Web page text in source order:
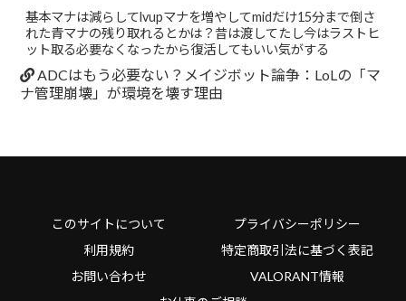
基本マナは減らしてlvupマナを増やしてmidだけ15分まで倒さ
れた青マナの残り取れるとかは？昔は渡してたし今はラストヒ
ット取る必要なくなったから復活してもいい気がする
ADCはもう必要ない？メイジボット論争：LoLの「マ
ナ管理崩壊」が環境を壊す理由
このサイトについて
プライバシーポリシー
利用規約
特定商取引法に基づく表記
お問い合わせ
VALORANT情報